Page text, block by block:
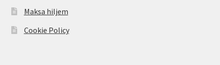
Maksa hiljem
Cookie Policy